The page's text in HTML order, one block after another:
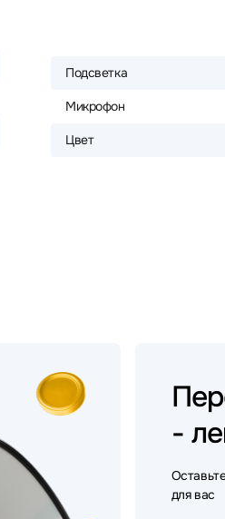
Подсветка
Микрофон
Цвет
-
для вас